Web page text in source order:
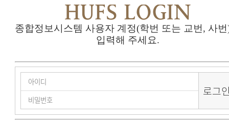
HUFS LOGIN
종합정보시스템 사용자 계정(학번 또는 교번, 사
입력해 주세요.